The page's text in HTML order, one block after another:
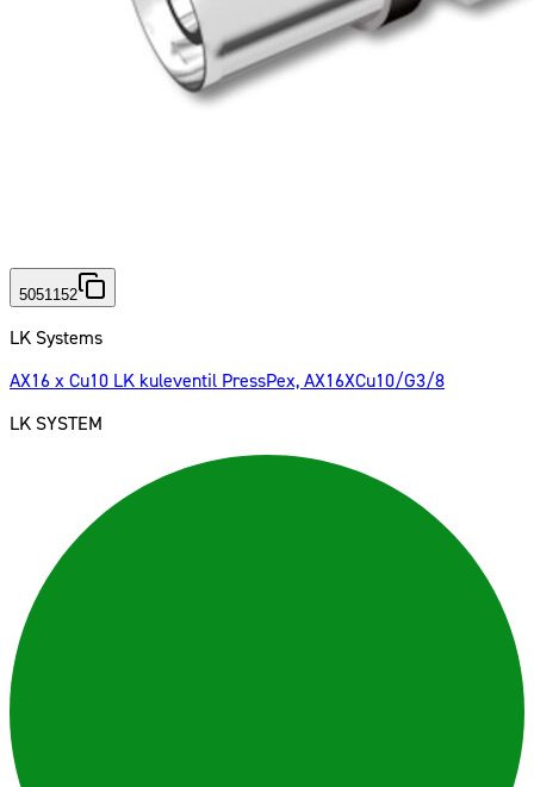
5051152
LK Systems
AX16 x Cu10 LK kuleventil PressPex, AX16XCu10/G3/8
LK SYSTEM